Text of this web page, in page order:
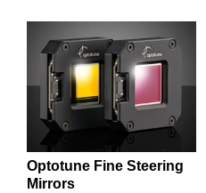
Optotune Fine Steering
Mirrors